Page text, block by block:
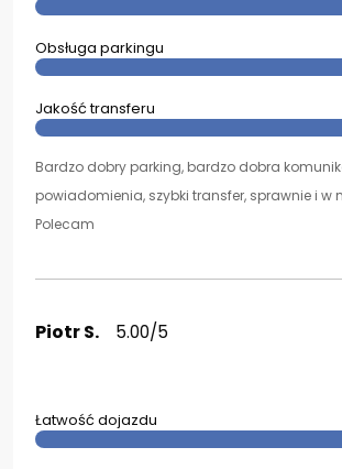
Obsługa parkingu
Jakość transferu
Bardzo dobry parking, bardzo dobra
powiadomienia, szybki transfer, sprawnie i w
Polecam
Piotr S. 5.00/5
Łatwość dojazdu